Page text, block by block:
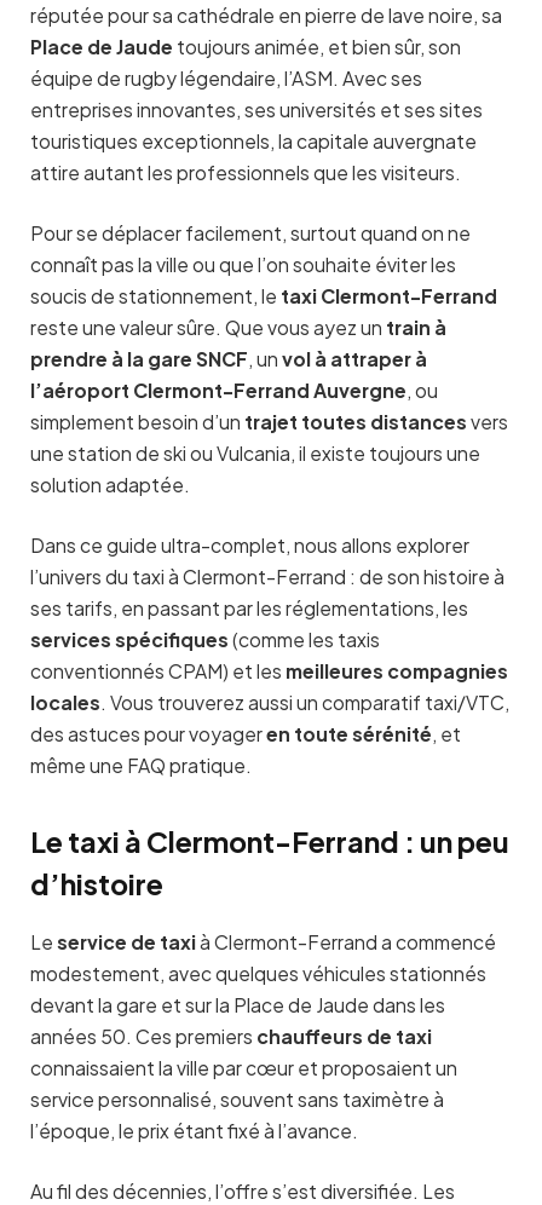
réputée pour sa cathédrale en pierre de lave noire, sa
Place de Jaude toujours animée, et bien sûr, son
équipe de rugby légendaire, l’ASM. Avec ses
entreprises innovantes, ses universités et ses sites
touristiques exceptionnels, la capitale auvergnate
attire autant les professionnels que les visiteurs.
Pour se déplacer facilement, surtout quand on ne
connaît pas la ville ou que l’on souhaite éviter les
soucis de stationnement, le taxi Clermont-Ferrand
reste une valeur sûre. Que vous ayez un train à
prendre à la gare SNCF, un vol à attraper à
l’aéroport Clermont-Ferrand Auvergne, ou
simplement besoin d’un trajet toutes distances vers
une station de ski ou Vulcania, il existe toujours une
solution adaptée.
Dans ce guide ultra-complet, nous allons explorer
l’univers du taxi à Clermont-Ferrand : de son histoire à
ses tarifs, en passant par les réglementations, les
services spécifiques (comme les taxis
conventionnés CPAM) et les meilleures compagnies
locales. Vous trouverez aussi un comparatif taxi/VTC,
des astuces pour voyageren toute sérénité, et
même une FAQ pratique.
Le taxi à Clermont-Ferrand : un peu
d’histoire
Le service de taxià Clermont-Ferrand a commencé
modestement, avec quelques véhicules stationnés
devant la gare et sur la Place de Jaude dans les
années 50. Ces premiers chauffeurs de taxi
connaissaient la ville par cœur et proposaient un
service personnalisé, souvent sans taximètre à
l’époque, le prix étant fixé à l’avance.
Au fil des décennies, l’offre s’est diversifiée. Les